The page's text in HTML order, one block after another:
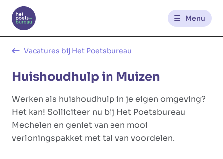
Menu
Kantoren
Werknemerszone
Klantenzone
Vacatures bij Het Poetsbureau
Huishoudhulp in Muizen
Werken als huishoudhulp in je eigen omgeving?
Het kan! Solliciteer nu bij Het Poetsbureau
Mechelen en geniet van een mooi
verloningspakket met tal van voordelen.